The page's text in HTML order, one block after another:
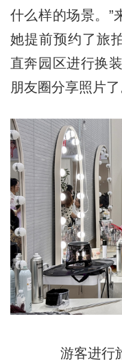
什么样的场景。”
她提前预约了旅
直奔园区进行换
朋友圈分享照片了
游客进行